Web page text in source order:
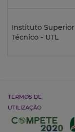
Instituto Superior
Técnico - UTL
TERMOS DE
UTILIZAÇÃO